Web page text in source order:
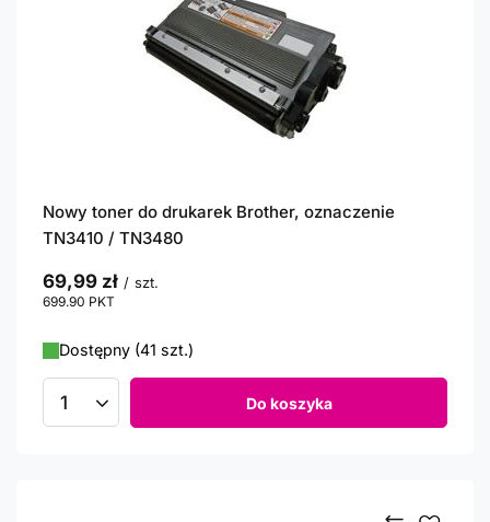
Nowy toner do drukarek Brother, oznaczenie
TN3410 / TN3480
69,99 zł / szt.
699.90 PKT
Dostępny (41 szt.)
Ilość produktów Do koszyka